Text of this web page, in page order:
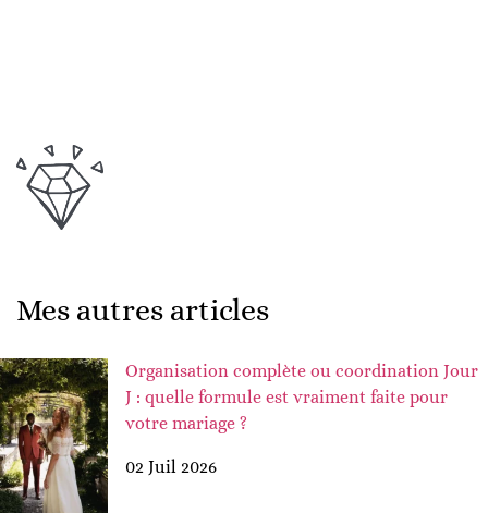
Mes autres articles
Organisation complète ou coordination Jour
J : quelle formule est vraiment faite pour
votre mariage ?
02 Juil 2026